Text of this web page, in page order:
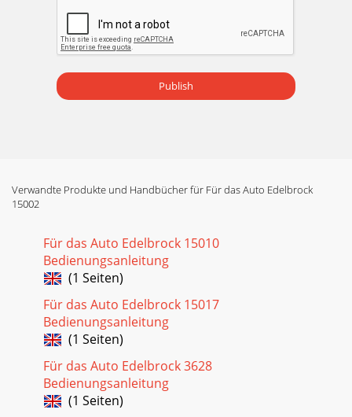
Publish
Verwandte Produkte und Handbücher für Für das Auto Edelbrock
15002
Für das Auto Edelbrock 15010
Bedienungsanleitung
(1 Seiten)
Für das Auto Edelbrock 15017
Bedienungsanleitung
(1 Seiten)
Für das Auto Edelbrock 3628
Bedienungsanleitung
(1 Seiten)